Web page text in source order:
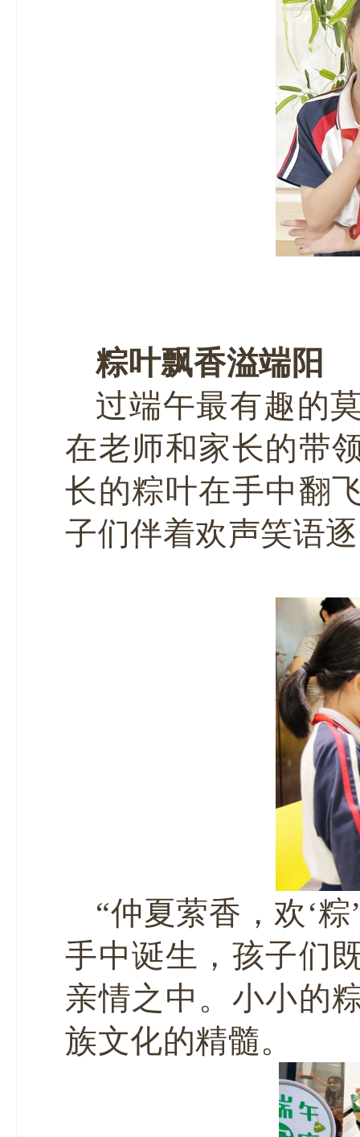
粽叶飘香溢端阳
过端午最有趣的
在老师和家长的带
长的粽叶在手中翻
子们伴着欢声笑语
“仲夏萦香，欢‘
手中诞生，孩子们
亲情之中。小小的
族文化的精髓。